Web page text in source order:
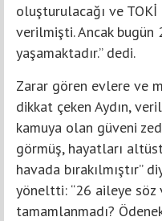
oluşturulacağı ve
verilmişti. Ancak
yaşamaktadır.” dedi.
Zarar gören evlere ve
dikkat çeken Aydın,
kamuya olan güveni
görmüş, hayatları
havada bırakılmıştır”
yöneltti: “26 aileye söz
tamamlanmadı?